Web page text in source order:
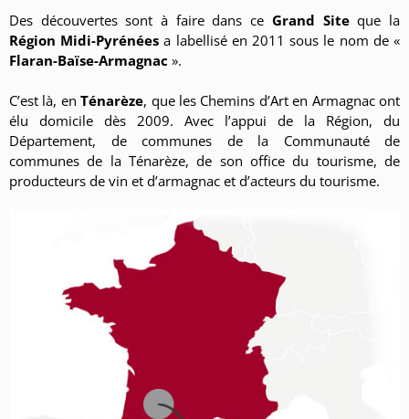
Des découvertes sont à faire dans ce Grand Siteque la
Région Midi-Pyrénéesa labellisé en 2011 sous le nom de «
Flaran-Baïse-Armagnac ».
C’est là, enTénarèze, que les Chemins d’Art en Armagnac ont
élu domicile dès 2009. Avec l’appui de la Région, du
Département, de communes de la Communauté de
communes de la Ténarèze, de son office du tourisme, de
producteurs de vin et d’armagnac et d’acteurs du tourisme.